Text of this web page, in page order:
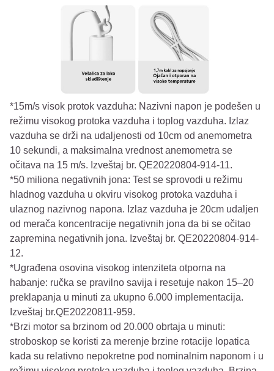
*15m/s visok protok vazduha: Nazivni napon je podešen u
režimu visokog protoka vazduha i toplog vazduha. Izlaz
vazduha se drži na udaljenosti od 10cm od anemometra
10 sekundi, a maksimalna vrednost anemometra se
očitava na 15 m/s. Izveštaj br. QE20220804-914-11.
*50 miliona negativnih jona: Test se sprovodi u režimu
hladnog vazduha u okviru visokog protoka vazduha i
ulaznog nazivnog napona. Izlaz vazduha je 20cm udaljen
od merača koncentracije negativnih jona da bi se očitao
zapremina negativnih jona. Izveštaj br. QE20220804-914-
12.
*Ugrađena osovina visokog intenziteta otporna na
habanje: ručka se pravilno savija i resetuje nakon 15–20
preklapanja u minuti za ukupno 6.000 implementacija.
Izveštaj br.QE20220811-959.
*Brzi motor sa brzinom od 20.000 obrtaja u minuti:
stroboskop se koristi za merenje brzine rotacije lopatica
kada su relativno nepokretne pod nominalnim naponom i u